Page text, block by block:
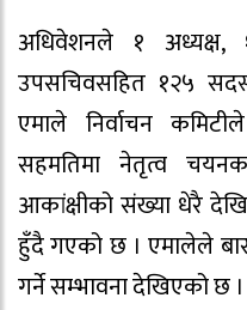
अधिवेशनले १
उपसचिवसहित १२५
एमाले निर्वाचन
सहमतिमा नेतृत्व
आकांक्षीको संख्या धेरै
हुँदै गएको छ । एमालेले
गर्ने सम्भावना देखिएको छ ।